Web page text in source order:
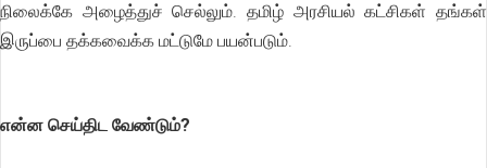
நிலைக்கே அழைத்துச் செல்லும். தமிழ் அரசியல் கட்சிகள் தங்கள்
இருப்பை தக்கவைக்க மட்டுமே பயன்படும்.
என்ன செய்திட வேண்டும்?